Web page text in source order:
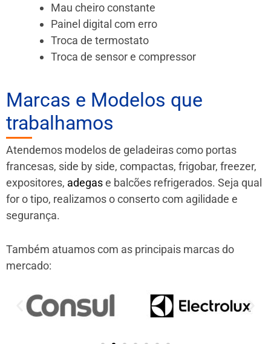
Mau cheiro constante
Painel digital com erro
Troca de termostato
Troca de sensor e compressor
Marcas e Modelos que
trabalhamos
Atendemos modelos de geladeiras como portas
francesas, side by side, compactas, frigobar, freezer,
expositores, adegase balcões refrigerados. Seja qual
for o tipo, realizamos o conserto com agilidade e
segurança.
Também atuamos com as principais marcas do
mercado: